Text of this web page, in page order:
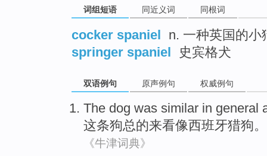
词组短语 同近义词 同根词
cocker spaniel n. 一种英国的小
springer spaniel
史宾格犬
双语例句 原声例句 权威例句
The dog was similar in general
这条狗总的来看像西班牙猎狗。
《牛津词典》